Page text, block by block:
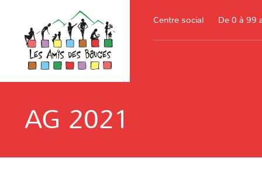
Centre social De 0 à 99
AG 2021